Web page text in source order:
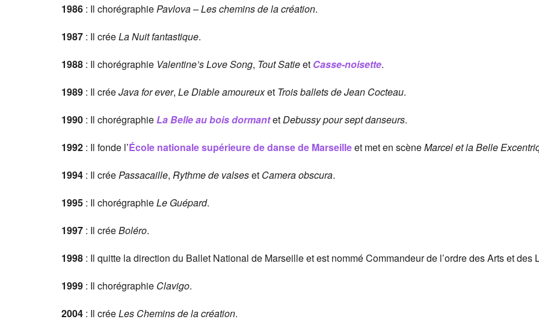
1986 : Il chorégraphiePavlova – Les chemins de la création.
1987 : Il créeLa Nuit fantastique.
1988 : Il chorégraphie Valentine’s Love Song, Tout Satieet Casse-noisette.
1989 : Il créeJava for ever, Le Diable amoureuxet Trois ballets de Jean Cocteau.
1990 : Il chorégraphieLa Belle au bois dormantetDebussy pour sept danseurs.
1992 : Il fonde l’École nationale supérieure de danse de Marseilleet met en scèneMarcel et la Belle
1994 : Il créePassacaille, Rythme de valseset Camera obscura.
1995 : Il chorégraphieLe Guépard.
1997 : Il créeBoléro.
1998 : Il quitte la direction du Ballet National de Marseille et est nommé Commandeur de l’ordre des Arts et des
1999 : Il chorégraphie Clavigo.
2004 : Il créeLes Chemins de la création.